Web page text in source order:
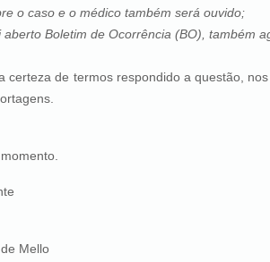
o caso e o médico também será ouvido;
aberto Boletim de Ocorrência (BO), também
termos respondido a questão, nos
Mello